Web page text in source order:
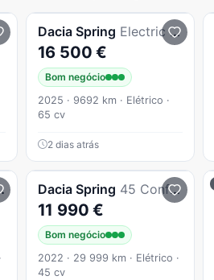
Dacia Spring Electric 65 Extreme
16 500 €
Bom negócio
2025 · 9692 km · Elétrico ·
65 cv
2 dias atrás
Dacia Spring 45 Confort plus
11 990 €
Bom negócio
2022 · 29 999 km · Elétrico ·
45 cv